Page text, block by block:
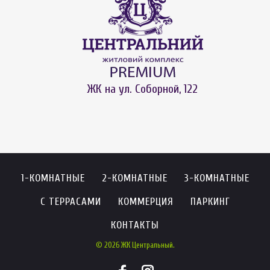
ЖК на ул. Соборной, 122
1-КОМНАТНЫЕ 2-КОМНАТНЫЕ 3-КОМНАТНЫЕ
С ТЕРРАСАМИ КОММЕРЦИЯ ПАРКИНГ
КОНТАКТЫ
© 2026 ЖК Центральный.